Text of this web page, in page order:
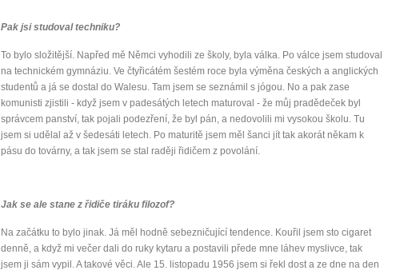
Pak jsi studoval techniku?
To bylo složitější. Napřed mě Němci vyhodili ze školy, byla válka. Po válce jsem studoval
na technickém gymnáziu. Ve čtyřicátém šestém roce byla výměna českých a anglických
studentů a já se dostal do Walesu. Tam jsem se seznámil s jógou. No a pak zase
komunisti zjistili - když jsem v padesátých letech maturoval - že můj pradědeček byl
správcem panství, tak pojali podezření, že byl pán, a nedovolili mi vysokou školu. Tu
jsem si udělal až v šedesáti letech. Po maturitě jsem měl šanci jít tak akorát někam k
pásu do továrny, a tak jsem se stal raději řidičem z povolání.
Jak se ale stane z řidiče tiráku filozof?
Na začátku to bylo jinak. Já měl hodně sebezničující tendence. Kouřil jsem sto cigaret
denně, a když mi večer dali do ruky kytaru a postavili přede mne láhev myslivce, tak
jsem ji sám vypil. A takové věci. Ale 15. listopadu 1956 jsem si řekl dost a ze dne na den